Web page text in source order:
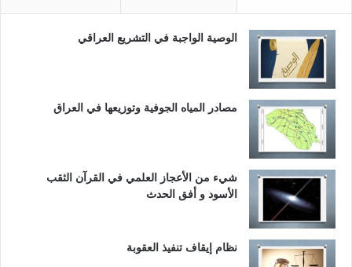
الوصية الواجبة في التشريع العراقي
مصادر المياه الجوفية وتوزيعها في العراق
شيء من الأعجاز العلمي في القرآن الثقب
الأسود و أفق الحدث
نظام إيقاف تنفيذ العقوبة